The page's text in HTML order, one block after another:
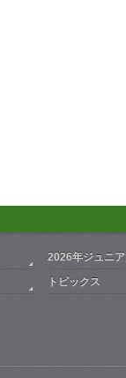
2026年ジュニ
トピックス